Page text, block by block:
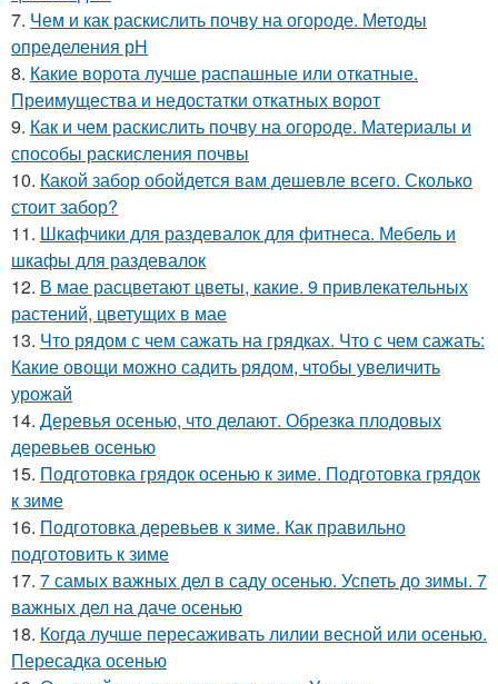
7. Чем и как раскислить почву на огороде. Методы
определения рН
8. Какие ворота лучше распашные или откатные.
Преимущества и недостатки откатных ворот
9. Как и чем раскислить почву на огороде. Материалы и
способы раскисления почвы
10. Какой забор обойдется вам дешевле всего. Сколько
стоит забор?
11. Шкафчики для раздевалок для фитнеса. Мебель и
шкафы для раздевалок
12. В мае расцветают цветы, какие. 9 привлекательных
растений, цветущих в мае
13. Что рядом с чем сажать на грядках. Что с чем сажать:
Какие овощи можно садить рядом, чтобы увеличить
урожай
14. Деревья осенью, что делают. Обрезка плодовых
деревьев осенью
15. Подготовка грядок осенью к зиме. Подготовка грядок
к зиме
16. Подготовка деревьев к зиме. Как правильно
подготовить к зиме
17. 7 самых важных дел в саду осенью. Успеть до зимы. 7
важных дел на даче осенью
18. Когда лучше пересаживать лилии весной или осенью.
Пересадка осенью